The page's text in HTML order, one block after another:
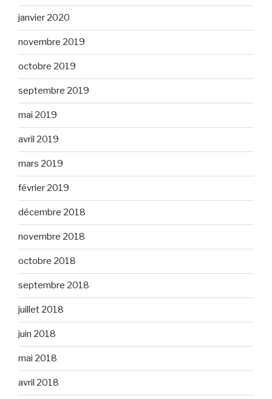
janvier 2020
novembre 2019
octobre 2019
septembre 2019
mai 2019
avril 2019
mars 2019
février 2019
décembre 2018
novembre 2018
octobre 2018
septembre 2018
juillet 2018
juin 2018
mai 2018
avril 2018